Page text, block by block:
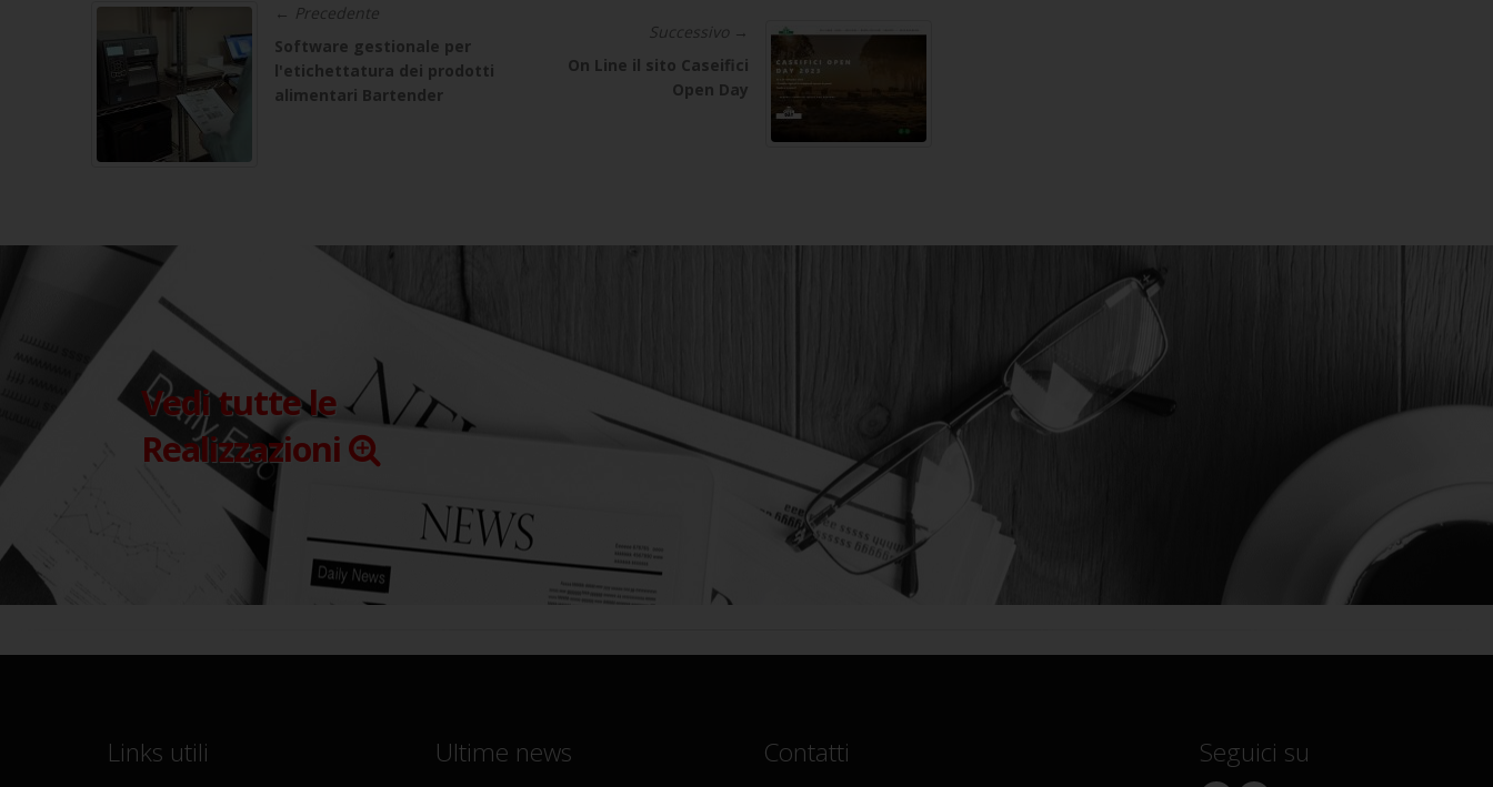
← Precedente
Software gestionale per
l'etichettatura dei prodotti
alimentari Bartender
Successivo →
On Line il sito Caseifici
Open Day
Vedi tutte le
Realizzazioni
Links utili Ultime news Contatti Seguici su